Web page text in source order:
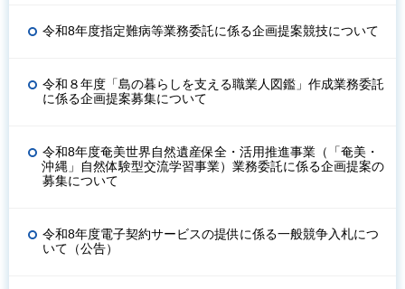
令和8年度指定難病等業務委託に係る企画提案競技について
令和８年度「島の暮らしを支える職業人図鑑」作成業務委託
に係る企画提案募集について
令和8年度奄美世界自然遺産保全・活用推進事業（「奄美・
沖縄」自然体験型交流学習事業）業務委託に係る企画提案の
募集について
令和8年度電子契約サービスの提供に係る一般競争入札につ
いて（公告）